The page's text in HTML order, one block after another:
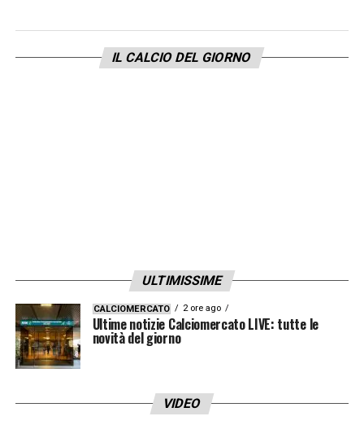
IL CALCIO DEL GIORNO
ULTIMISSIME
CALCIOMERCATO 2 ore ago
Ultime notizie Calciomercato LIVE: tutte le
novità del giorno
VIDEO